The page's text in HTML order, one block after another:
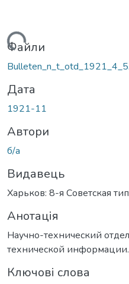
Файли
Дата
1921-11
Автори
б/а
Видавець
Харьков: 8-я Советская
Анотація
Научно-технический
технической информации.
Ключові слова